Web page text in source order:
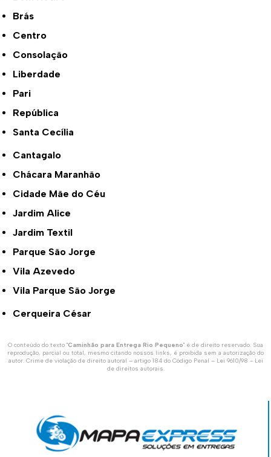
Brás
Centro
Consolação
Liberdade
Pari
República
Santa Cecília
Cantagalo
Chácara Maranhão
Cidade Mãe do Céu
Jardim Alice
Jardim Textil
Parque São Jorge
Vila Azevedo
Vila Parque São Jorge
Cerqueira César
O conteúdo do texto "Caminhão para Entrega Rio Pequeno" é de direito reservado. Sua
reprodução, parcial ou total, mesmo citando nossos links, é proibida sem a autorização do
autor. Crime de violação de direito autoral – artigo 184 do Código Penal – Lei 9610/98 - Lei
de direitos autorais.